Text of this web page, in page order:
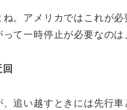
。アメリカではこれが
て一時停止が必要なのは
追い越すときには先行車